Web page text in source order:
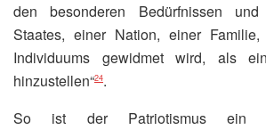
den besonderen Bedürfnissen
Staates, einer Nation, einer Familie,
Individuums gewidmet wird, als
hinzustellen“24.
So ist der Patriotismus ein